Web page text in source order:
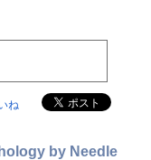
ね
by Needle